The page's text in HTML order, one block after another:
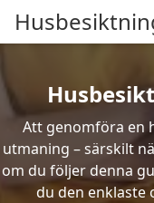
Att genomföra en
utmaning – särskilt
om du följer denna
du den enklaste